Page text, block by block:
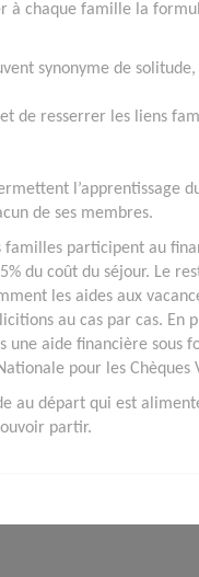
à chaque famille la
synonyme de
de resserrer les liens
l’apprentissage
de ses membres.
participent au
du coût du séjour. Le
les aides aux
au cas par cas.
aide financière sous
pour les Chèques
au départ qui est
partir.